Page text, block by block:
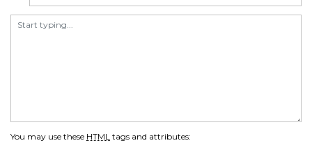
You may use these HTML tags and attributes: